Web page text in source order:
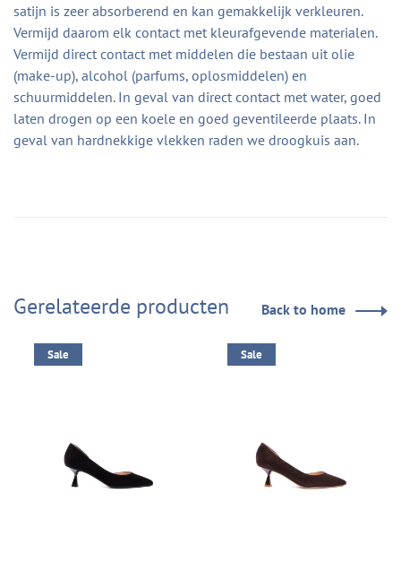
satijn is zeer absorberend en kan gemakkelijk verkleuren.
Vermijd daarom elk contact met kleurafgevende materialen.
Vermijd direct contact met middelen die bestaan uit olie
(make-up), alcohol (parfums, oplosmiddelen) en
schuurmiddelen. In geval van direct contact met water, goed
laten drogen op een koele en goed geventileerde plaats. In
geval van hardnekkige vlekken raden we droogkuis aan.
Gerelateerde producten Back to home
Sale Sale